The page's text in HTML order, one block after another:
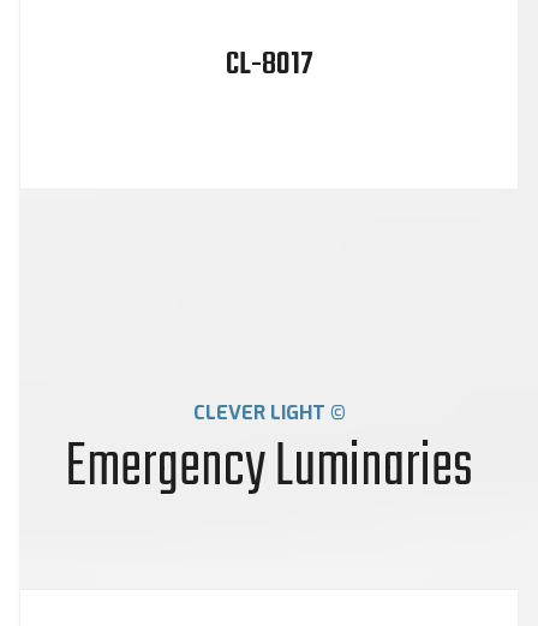
CL-8017
CLEVER LIGHT ©
Emergency Luminaries